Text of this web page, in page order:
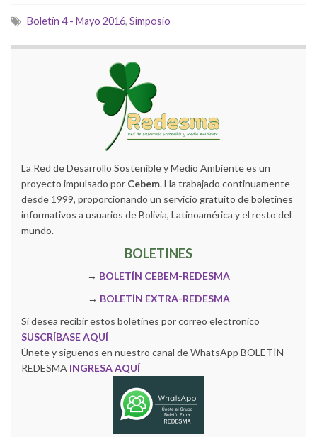
Boletín 4 - Mayo 2016, Simposio
La Red de Desarrollo Sostenible y Medio Ambiente es un
proyecto impulsado por Cebem. Ha trabajado continuamente
desde 1999, proporcionando un servicio gratuito de boletines
informativos a usuarios de Bolivia, Latinoamérica y el resto del
mundo.
BOLETINES
→ BOLETÍN CEBEM-REDESMA
→ BOLETÍN EXTRA-REDESMA
Si desea recibir estos boletines por correo electronico
SUSCRÍBASE AQUÍ
Únete y siguenos en nuestro canal de WhatsApp BOLETÍN
REDESMA INGRESA AQUÍ